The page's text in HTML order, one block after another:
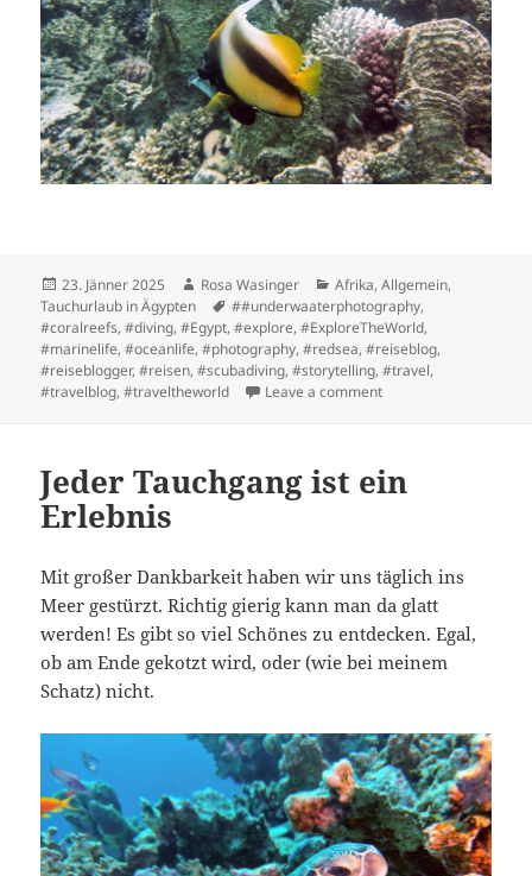
Posted
on
23. Jänner 2025 Author
Rosa Wasinger Categories
Afrika,Allgemein,
Tauchurlaub in Ägypten
Tags
##underwaaterphotography,
#coralreefs,#diving,#Egypt,#explore,#ExploreTheWorld,
#marinelife,#oceanlife,#photography,#redsea,#reiseblog,
#reiseblogger,#reisen,#scubadiving,#storytelling,#travel,
#travelblog,#traveltheworld Leave a commenton Probleme sind da,
Jeder Tauchgang ist ein
Erlebnis
Mit großer Dankbarkeit haben wir uns täglich ins
Meer gestürzt. Richtig gierig kann man da glatt
werden! Es gibt so viel Schönes zu entdecken. Egal,
ob am Ende gekotzt wird, oder (wie bei meinem
Schatz) nicht.